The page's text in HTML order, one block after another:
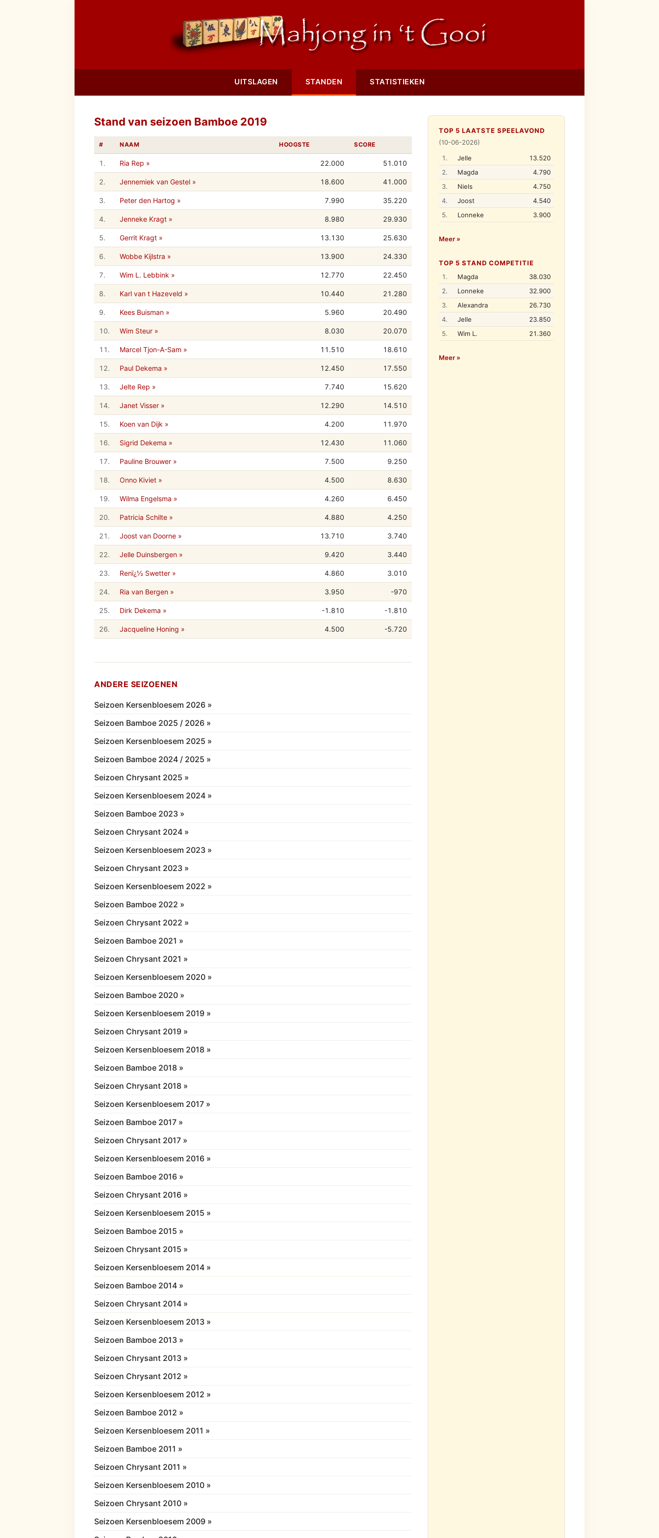
UITSLAGEN STANDEN STATISTIEKEN
Stand van seizoen Bamboe 2019
# NAAM HOOGSTE SCORE
1. Ria Rep » 22.000 51.010
2. Jennemiek van Gestel » 18.600 41.000
3. Peter den Hartog » 7.990 35.220
4. Jenneke Kragt » 8.980 29.930
5. Gerrit Kragt » 13.130 25.630
6. Wobbe Kijlstra » 13.900 24.330
7. Wim L. Lebbink » 12.770 22.450
8. Karl van t Hazeveld » 10.440 21.280
9. Kees Buisman » 5.960 20.490
10. Wim Steur » 8.030 20.070
11. Marcel Tjon-A-Sam » 11.510 18.610
12. Paul Dekema » 12.450 17.550
13. Jelte Rep » 7.740 15.620
14. Janet Visser » 12.290 14.510
15. Koen van Dijk » 4.200 11.970
16. Sigrid Dekema » 12.430 11.060
17. Pauline Brouwer » 7.500 9.250
18. Onno Kiviet » 4.500 8.630
19. Wilma Engelsma » 4.260 6.450
20. Patricia Schilte » 4.880 4.250
21. Joost van Doorne » 13.710 3.740
22. Jelle Duinsbergen » 9.420 3.440
23. Renï¿½ Swetter » 4.860 3.010
24. Ria van Bergen » 3.950 -970
25. Dirk Dekema » -1.810 -1.810
26. Jacqueline Honing » 4.500 -5.720
ANDERE SEIZOENEN
Seizoen Kersenbloesem 2026 »
Seizoen Bamboe 2025 / 2026 »
Seizoen Kersenbloesem 2025 »
Seizoen Bamboe 2024 / 2025 »
Seizoen Chrysant 2025 »
Seizoen Kersenbloesem 2024 »
Seizoen Bamboe 2023 »
Seizoen Chrysant 2024 »
Seizoen Kersenbloesem 2023 »
Seizoen Chrysant 2023 »
Seizoen Kersenbloesem 2022 »
Seizoen Bamboe 2022 »
Seizoen Chrysant 2022 »
Seizoen Bamboe 2021 »
Seizoen Chrysant 2021 »
Seizoen Kersenbloesem 2020 »
Seizoen Bamboe 2020 »
Seizoen Kersenbloesem 2019 »
Seizoen Chrysant 2019 »
Seizoen Kersenbloesem 2018 »
Seizoen Bamboe 2018 »
Seizoen Chrysant 2018 »
Seizoen Kersenbloesem 2017 »
Seizoen Bamboe 2017 »
Seizoen Chrysant 2017 »
Seizoen Kersenbloesem 2016 »
Seizoen Bamboe 2016 »
Seizoen Chrysant 2016 »
Seizoen Kersenbloesem 2015 »
Seizoen Bamboe 2015 »
Seizoen Chrysant 2015 »
Seizoen Kersenbloesem 2014 »
Seizoen Bamboe 2014 »
Seizoen Chrysant 2014 »
Seizoen Kersenbloesem 2013 »
Seizoen Bamboe 2013 »
Seizoen Chrysant 2013 »
Seizoen Chrysant 2012 »
Seizoen Kersenbloesem 2012 »
Seizoen Bamboe 2012 »
Seizoen Kersenbloesem 2011 »
Seizoen Bamboe 2011 »
Seizoen Chrysant 2011 »
Seizoen Kersenbloesem 2010 »
Seizoen Chrysant 2010 »
Seizoen Kersenbloesem 2009 »
TOP 5 LAATSTE SPEELAVOND
(10-06-2026)
1.
Jelle
13.520
2.
Magda
4.790
3.
Niels
4.750
4.
Joost
4.540
5.
Lonneke 3.900
Meer »
TOP 5 STAND COMPETITIE
1.
Magda
38.030
2.
Lonneke
32.900
3.
Alexandra
26.730
4.
Jelle
23.850
5.
Wim L. 21.360
Meer »